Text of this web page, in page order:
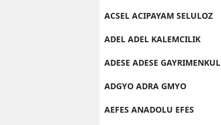
ACSEL ACIPAYAM SELULOZ
ADEL ADEL KALEMCILIK
ADESE ADESE GAYRIMENKUL
ADGYO ADRA GMYO
AEFES ANADOLU EFES